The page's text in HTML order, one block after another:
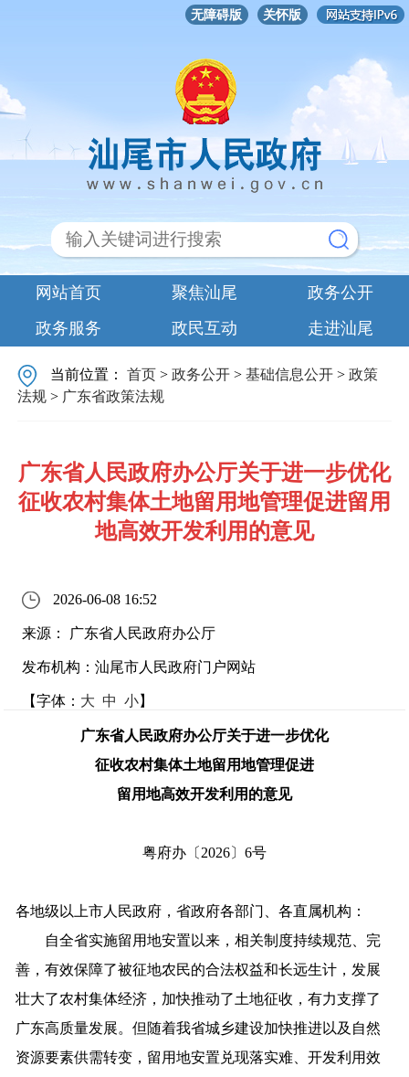
无障碍版 关怀版
网站首页 聚焦汕尾
政务公开
政务服务
政民互动 走进汕尾
当前位置：首页 >政务公开 >基础信息公开 >政策
法规 > 广东省政策法规
广东省人民政府办公厅关于进一步优化
征收农村集体土地留用地管理促进留用
地高效开发利用的意见
2026-06-08 16:52
来源： 广东省人民政府办公厅
发布机构：汕尾市人民政府门户网站
【字体： 大 中 小】
广东省人民政府办公厅关于进一步优化
征收农村集体土地留用地管理促进
留用地高效开发利用的意见
粤府办〔2026〕6号
各地级以上市人民政府，省政府各部门、各直属机构：
自全省实施留用地安置以来，相关制度持续规范、完
善，有效保障了被征地农民的合法权益和长远生计，发展
壮大了农村集体经济，加快推动了土地征收，有力支撑了
广东高质量发展。但随着我省城乡建设加快推进以及自然
资源要素供需转变，留用地安置兑现落实难、开发利用效